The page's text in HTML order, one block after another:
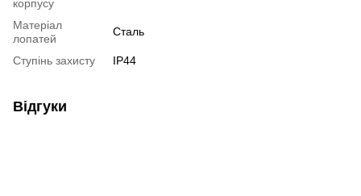
корпусу
Матеріал
лопатей
Сталь
Ступінь захисту IP44
Відгуки